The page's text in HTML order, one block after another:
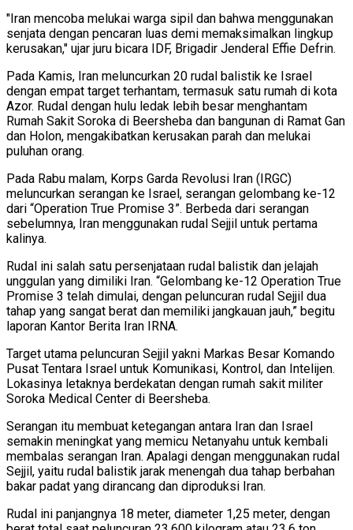
"Iran mencoba melukai warga sipil dan bahwa menggunakan
senjata dengan pencaran luas demi memaksimalkan lingkup
kerusakan," ujar juru bicara IDF, Brigadir Jenderal Effie Defrin.
Pada Kamis, Iran meluncurkan 20 rudal balistik ke Israel
dengan empat target terhantam, termasuk satu rumah di kota
Azor. Rudal dengan hulu ledak lebih besar menghantam
Rumah Sakit Soroka di Beersheba dan bangunan di Ramat Gan
dan Holon, mengakibatkan kerusakan parah dan melukai
puluhan orang.
Pada Rabu malam, Korps Garda Revolusi Iran (IRGC)
meluncurkan serangan ke Israel, serangan gelombang ke-12
dari “Operation True Promise 3”. Berbeda dari serangan
sebelumnya, Iran menggunakan rudal Sejjil untuk pertama
kalinya.
Rudal ini salah satu persenjataan rudal balistik dan jelajah
unggulan yang dimiliki Iran. “Gelombang ke-12 Operation True
Promise 3 telah dimulai, dengan peluncuran rudal Sejjil dua
tahap yang sangat berat dan memiliki jangkauan jauh,” begitu
laporan Kantor Berita Iran IRNA.
Target utama peluncuran Sejjil yakni Markas Besar Komando
Pusat Tentara Israel untuk Komunikasi, Kontrol, dan Intelijen.
Lokasinya letaknya berdekatan dengan rumah sakit militer
Soroka Medical Center di Beersheba.
Serangan itu membuat ketegangan antara Iran dan Israel
semakin meningkat yang memicu Netanyahu untuk kembali
membalas serangan Iran. Apalagi dengan menggunakan rudal
Sejjil, yaitu rudal balistik jarak menengah dua tahap berbahan
bakar padat yang dirancang dan diproduksi Iran.
Rudal ini panjangnya 18 meter, diameter 1,25 meter, dengan